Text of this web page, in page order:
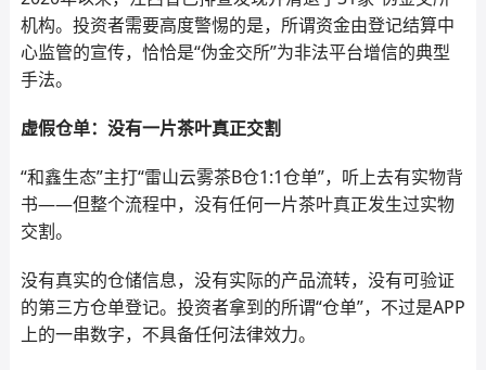
机构。投资者需要高度警惕的是，所谓资金由登记结算中
心监管的宣传，恰恰是“伪金交所”为非法平台增信的典型
手法。
虚假仓单：没有一片茶叶真正交割
“和鑫生态”主打“雷山云雾茶B仓1:1仓单”，听上去有实物背
书——但整个流程中，没有任何一片茶叶真正发生过实物
交割。
没有真实的仓储信息，没有实际的产品流转，没有可验证
的第三方仓单登记。投资者拿到的所谓“仓单”，不过是APP
上的一串数字，不具备任何法律效力。